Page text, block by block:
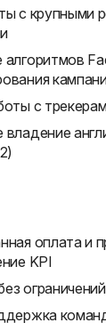
с крупными
с
оплата и
KPI
ограничений